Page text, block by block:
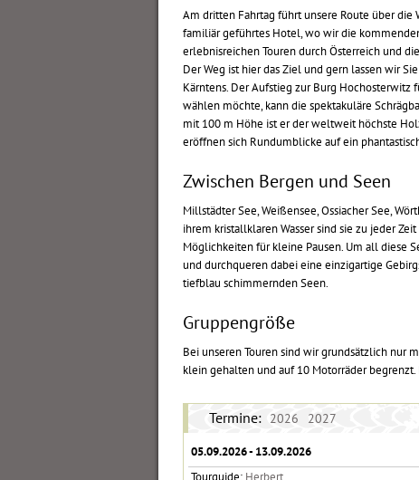
Am dritten Fahrtag führt unsere Route über
familiär geführtes Hotel, wo wir die
erlebnisreichen Touren durch Österreich und
Der Weg ist hier das Ziel und gern lassen wir
Kärntens. Der Aufstieg zur Burg Hochosterwitz
wählen möchte, kann die spektakuläre
mit 100 m Höhe ist er der weltweit höchste
eröffnen sich Rundumblicke auf ein
Zwischen Bergen und Seen
Millstädter See, Weißensee, Ossiacher See,
ihrem kristallklaren Wasser sind sie zu jeder
Möglichkeiten für kleine Pausen. Um all diese
und durchqueren dabei eine einzigartige
tiefblau schimmernden Seen.
Gruppengröße
Bei unseren Touren sind wir grundsätzlich nur
klein gehalten und auf 10 Motorräder
Termine: 2026 2027
05.09.2026 - 13.09.2026
Tourguide: Herbert